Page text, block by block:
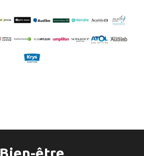
Bien-être